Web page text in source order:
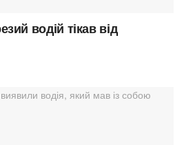
водій тікав від